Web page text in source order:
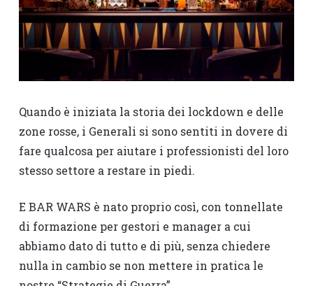
Quando è iniziata la storia dei lockdown e delle
zone rosse, i Generali si sono sentiti in dovere di
fare qualcosa per aiutare i professionisti del loro
stesso settore a restare in piedi.
E BAR WARS è nato proprio così, con tonnellate
di formazione per gestori e manager a cui
abbiamo dato di tutto e di più, senza chiedere
nulla in cambio se non mettere in pratica le